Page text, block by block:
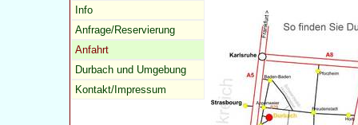
Info
Anfrage/Reservierung
Anfahrt
Durbach und Umgebung
Kontakt/Impressum